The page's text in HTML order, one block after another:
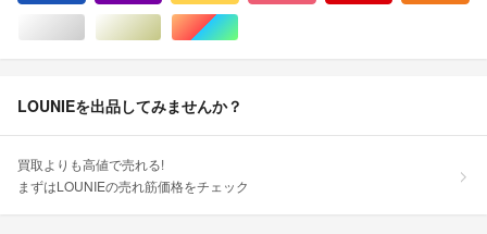
シルバー/銀色系ゴールド/金色系マルチカラー
LOUNIEを出品してみませんか？
買取よりも高値で売れる!
まずはLOUNIEの売れ筋価格をチェック